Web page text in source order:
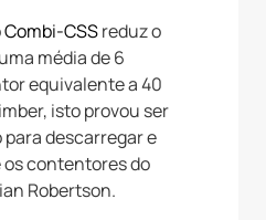
Combi-CSSreduz o
média de 6
equivalente a 40
isto provou ser
descarregar e
contentores do
Robertson.